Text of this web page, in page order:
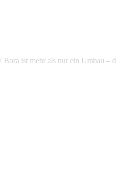
ist mehr als nur ein Umbau –